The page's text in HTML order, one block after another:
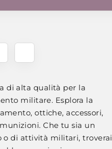
di alta qualità per la
militare. Esplora la
ottiche, accessori,
Che tu sia un
o di attività militari, troverai